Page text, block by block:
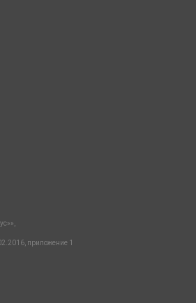
приложение 1